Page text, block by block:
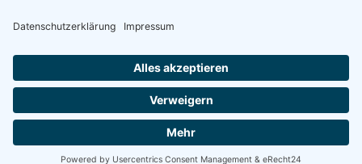
Naturschutzjugend
Sponsoren & Partner
Impressum